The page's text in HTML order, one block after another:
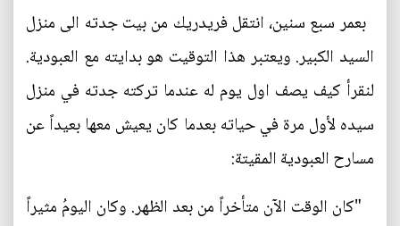
بعمر سبع سنين، انتقل فريدريك من بيت جدته الى منزل
السيد الكبير. ويعتبر هذا التوقيت هو بدايته مع العبودية.
لنقرأ كيف يصف اول يوم له عندما تركته جدته في منزل
سيده لأول مرة في حياته بعدما كان يعيش معها بعيداً عن
مسارح العبودية المقيتة:
"كان الوقت الآن متأخراً من بعد الظهر. وكان اليومُ مثيراً